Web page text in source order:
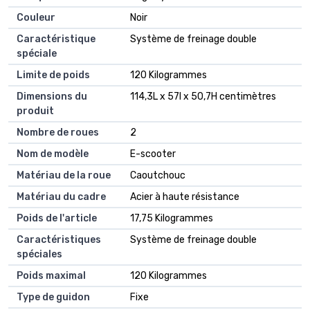
Couleur
Noir
Caractéristique
spéciale
Système de freinage double
Limite de poids
120 Kilogrammes
Dimensions du
produit
114,3L x 57l x 50,7H centimètres
Nombre de roues
2
Nom de modèle
E-scooter
Matériau de la roue
Caoutchouc
Matériau du cadre
Acier à haute résistance
Poids de l'article
17,75 Kilogrammes
Caractéristiques
spéciales
Système de freinage double
Poids maximal
120 Kilogrammes
Type de guidon
Fixe